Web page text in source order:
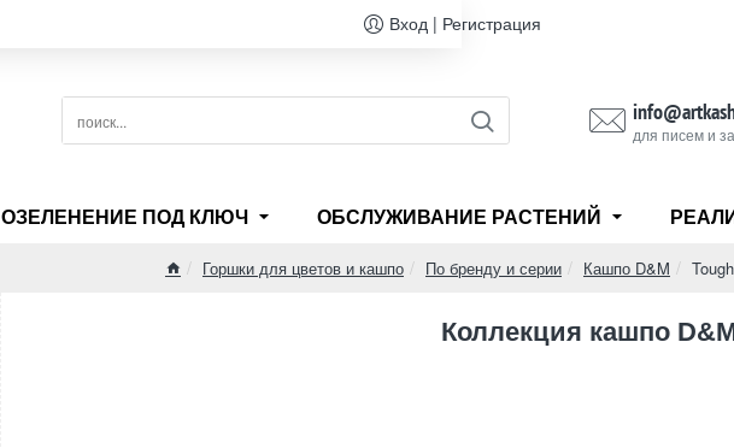
Вход | Регистрация
поиск... для писем и
ОЗЕЛЕНЕНИЕ ПОД КЛЮЧ ОБСЛУЖИВАНИЕ РАСТЕНИЙ
Горшки для цветов и кашпо По бренду и серии Кашпо D&M Tough
Коллекция кашпо